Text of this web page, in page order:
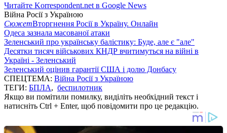
Читайте Korrespondent.net в Google News
Війна Росії з Україною
СюжетВторгнення Росії в Україну. Онлайн
Одеса зазнала масованої атаки
Зеленський про українську балістику: Буде, але є "але"
Десятки тисяч військових КНДР вчитимуться на війні в
Україні - Зеленський
Зеленський оцінив гарантії США і долю Донбасу
СПЕЦТЕМА: Війна Росії з Україною
ТЕГИ: БПЛА, беспилотник
Якщо ви помітили помилку, виділіть необхідний текст і
натисніть Ctrl + Enter, щоб повідомити про це редакцію.